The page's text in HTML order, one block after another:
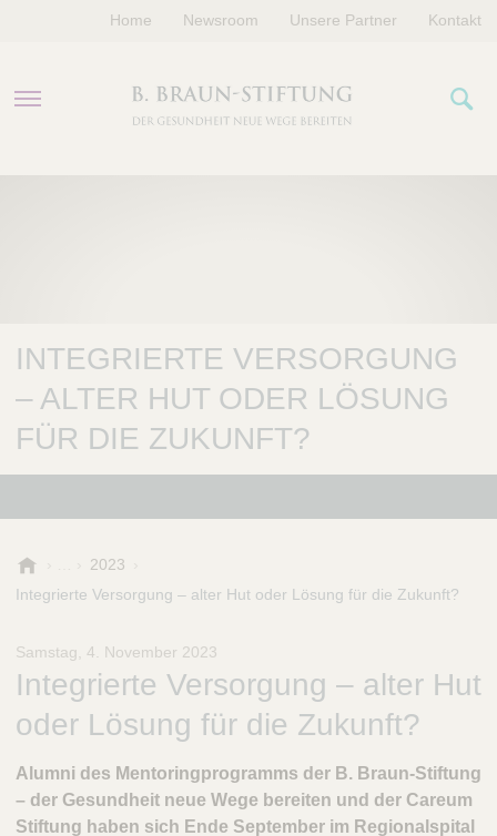
ÜBER UNS
Home Newsroom Unsere Partner Kontakt
INTEGRIERTE VERSORGUNG
– ALTER HUT ODER LÖSUNG
FÜR DIE ZUKUNFT?
a
u
-
t
i
f
2023
Integrierte Versorgung – alter Hut oder Lösung für die Zukunft?
Samstag, 4. November 2023
Integrierte Versorgung – alter Hut
oder Lösung für die Zukunft?
Alumni des Mentoringprogramms der B. Braun-Stiftung
– der Gesundheit neue Wege bereiten und der Careum
Stiftung haben sich Ende September im Regionalspital